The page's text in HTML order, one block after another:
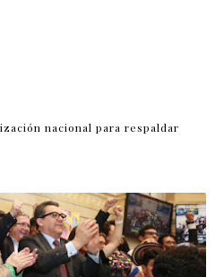
nacional para respaldar